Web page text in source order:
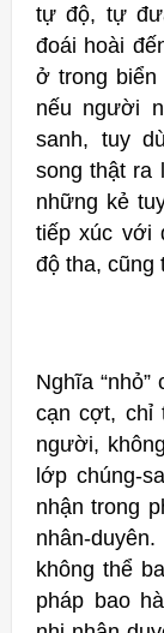
tự độ, tự
đoái hoài
ở trong biển
nếu người
sanh, tuy
song thật ra
những kẻ
tiếp xúc với
độ tha, cũng
Nghĩa
cạn cợt, chỉ
người,
lớp chúng-
nhận trong
nhân-
không thể
pháp bao